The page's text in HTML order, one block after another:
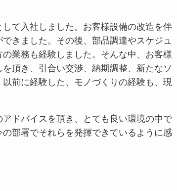
て入社しました。お客様設備の改造を伴
きました。その後、部品調達やスケジュ
業務も経験しました。そんな中、お客様
頂き、引合い交渉、納期調整、新たなソ
前に経験した、モノづくりの経験も、現
ドバイスを頂き、とても良い環境の中で
部署でそれらを発揮できているように感